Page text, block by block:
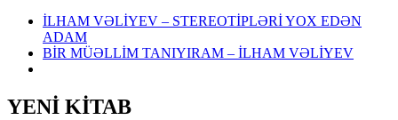
İLHAM VƏLİYEV – STEREOTİPLƏRİ YOX EDƏN
ADAM
BİR MÜƏLLİM TANIYIRAM – İLHAM VƏLİYEV
YENİ KİTAB